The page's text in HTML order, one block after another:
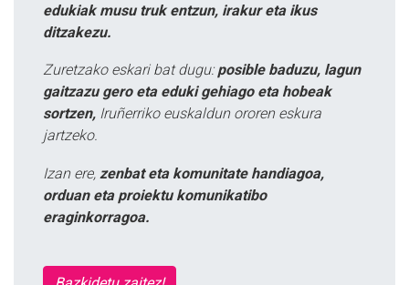
edukiak musu truk entzun, irakur eta ikus
ditzakezu.
Zuretzako eskari bat dugu: posible baduzu, lagun
gaitzazu gero eta eduki gehiago eta hobeak
sortzen, Iruñerriko euskaldun ororen eskura
jartzeko.
Izan ere, zenbat eta komunitate handiagoa,
orduan eta proiektu komunikatibo
eraginkorragoa.